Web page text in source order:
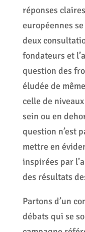
réponses
européennes
deux
fondateurs et
question des
éludée de
celle de
sein ou en
question n’est
mettre en
inspirées par
des résultats
Partons d’un
débats qui se